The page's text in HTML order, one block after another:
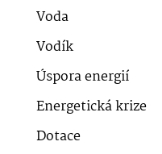
Voda
Vodík
Úspora energií
Energetická krize
Dotace